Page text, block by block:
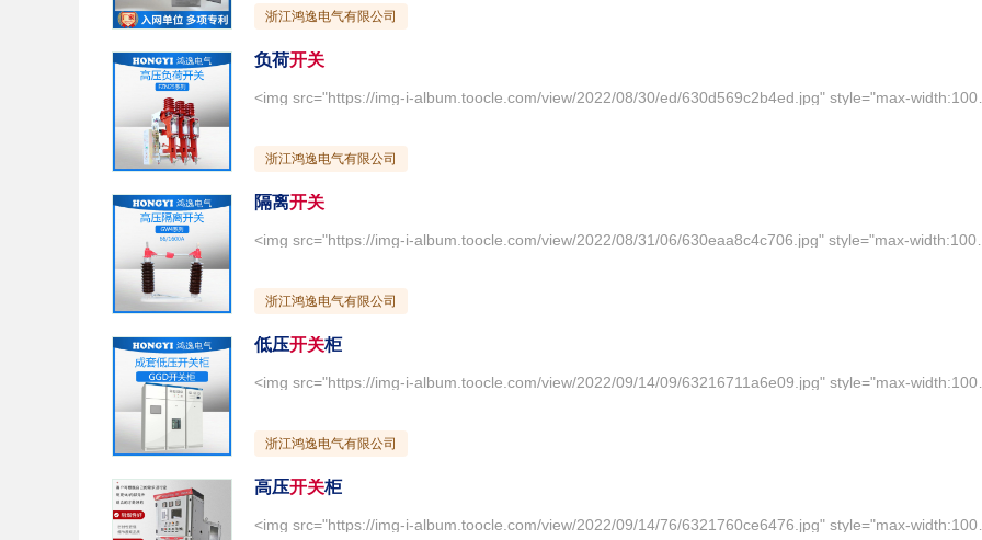
浙江鸿逸电气有限公司
负荷开关
浙江鸿逸电气有限公司
隔离开关
浙江鸿逸电气有限公司
低压开关柜
浙江鸿逸电气有限公司
高压开关柜